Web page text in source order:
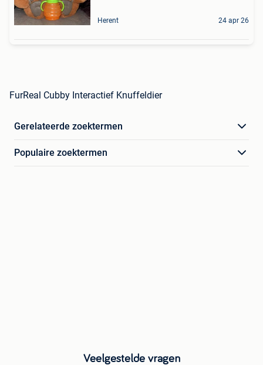
Herent 24 apr 26
FurReal Cubby Interactief Knuffeldier
Gerelateerde zoektermen
Populaire zoektermen
Veelgestelde vragen